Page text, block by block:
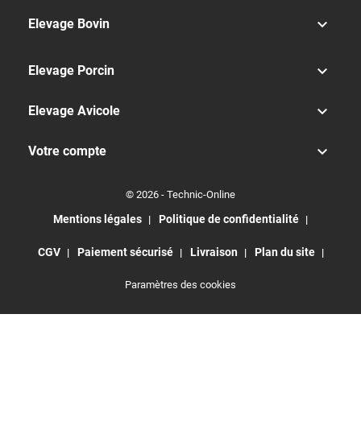
Elevage Bovin 
Elevage Porcin 
Elevage Avicole 
Votre compte 
© 2026 - Technic-Online
Mentions légales Politique de confidentialité
CGV Paiement sécurisé Livraison Plan du site
Paramètres des cookies